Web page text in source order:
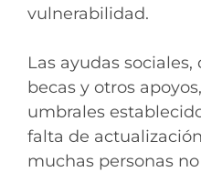
vulnerabilidad.
Las ayudas
becas y otros
umbrales
falta de
muchas personas